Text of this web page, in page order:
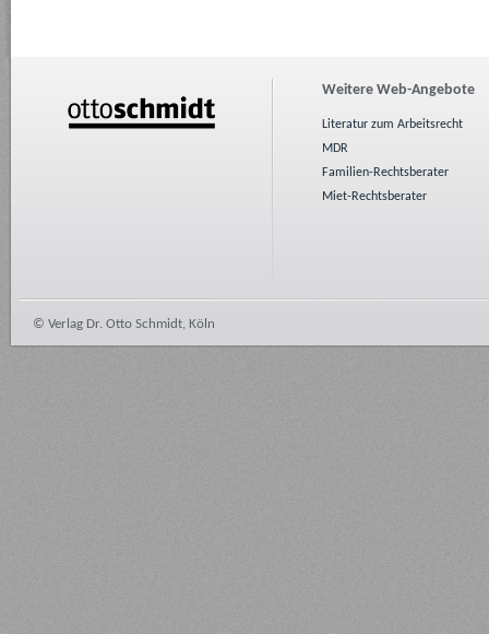
Weitere Web-Angebote
Literatur zum Arbeitsrecht
MDR
Familien-Rechtsberater
Miet-Rechtsberater
© Verlag Dr. Otto Schmidt, Köln